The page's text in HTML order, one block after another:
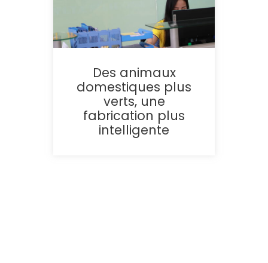
Des animaux
domestiques plus
verts, une
fabrication plus
intelligente